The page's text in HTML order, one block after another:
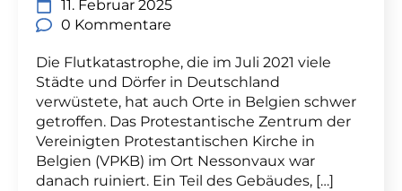
11. Februar 2025
0 Kommentare
Die Flutkatastrophe, die im Juli 2021 viele
Städte und Dörfer in Deutschland
verwüstete, hat auch Orte in Belgien schwer
getroffen. Das Protestantische Zentrum der
Vereinigten Protestantischen Kirche in
Belgien (VPKB) im Ort Nessonvaux war
danach ruiniert. Ein Teil des Gebäudes, […]